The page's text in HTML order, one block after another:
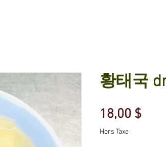
황태국
18,00 $Prix
Hors Taxe